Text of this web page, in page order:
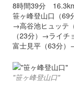
8時間39分
笹ヶ峰登山口（69
→高谷池ヒュッテ
（23分）→ライ
富士見平（63分
"笹ヶ峰登山口"